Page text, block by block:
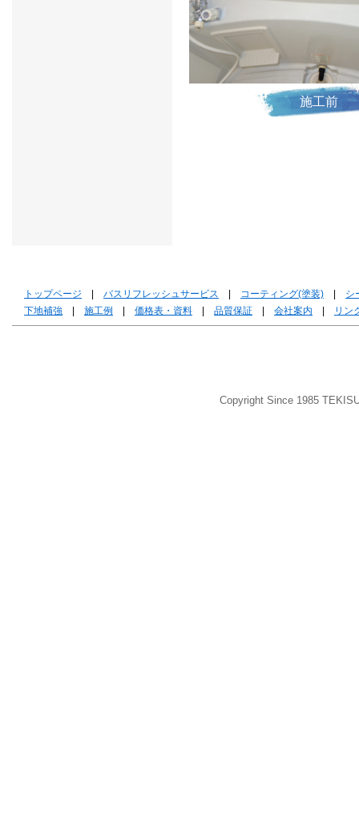
施工前
トップページ バスリフレッシュサービス コーティング(塗装)
シ
下地補強
施工例 価格表・資料 品質保証 会社案内 リン
Copyright Since 1985